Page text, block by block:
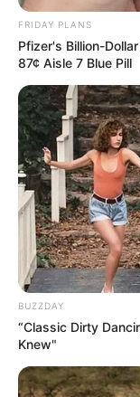
produziu com
Não fica incrível?
7° – Kit
FRIDAY PLANS
Pfizer's Billion-
87¢ Aisle 7 Blue Pill
BUZZDAY
“Classic Dirty
Knew"